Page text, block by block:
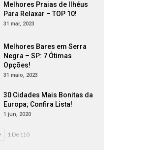
Melhores Praias de Ilhéus
Para Relaxar – TOP 10!
31 mar, 2023
Melhores Bares em Serra
Negra – SP: 7 Ótimas
Opções!
31 maio, 2023
30 Cidades Mais Bonitas da
Europa; Confira Lista!
1 jun, 2020
1 De 110